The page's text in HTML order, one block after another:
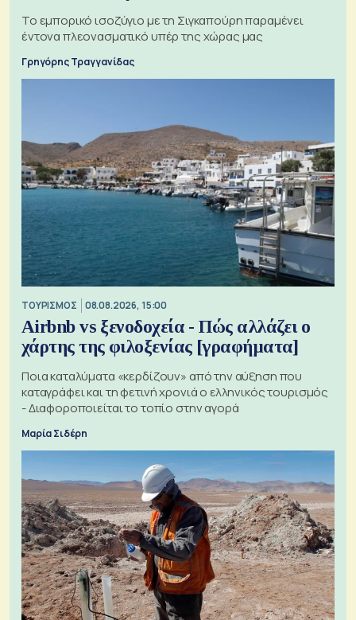
Το εμπορικό ισοζύγιο με τη Σιγκαπούρη παραμένει
έντονα πλεονασματικό υπέρ της χώρας μας
Γρηγόρης Τραγγανίδας
ΤΟΥΡΙΣΜΟΣ 08.08.2026, 15:00
Airbnb vs ξενοδοχεία - Πώς αλλάζει ο
χάρτης της φιλοξενίας [γραφήματα]
Ποια καταλύματα «κερδίζουν» από την αύξηση που
καταγράφει και τη φετινή χρονιά ο ελληνικός τουρισμός
- Διαφοροποιείται το τοπίο στην αγορά
Μαρία Σιδέρη